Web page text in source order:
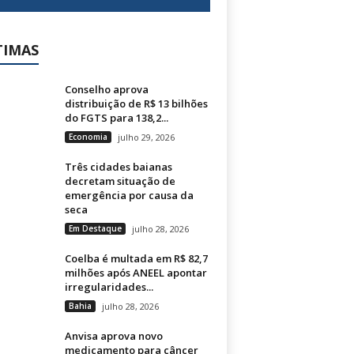
Conselho aprova
distribuição de R$ 13 bilhões
do FGTS para 138,2...
Economia julho 29, 2026
Três cidades baianas
decretam situação de
emergência por causa da
seca
Em Destaque julho 28, 2026
Coelba é multada em R$ 82,7
milhões após ANEEL apontar
irregularidades...
Bahia julho 28, 2026
Anvisa aprova novo
medicamento para câncer